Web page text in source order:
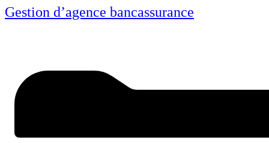
Gestion d’agence bancassurance